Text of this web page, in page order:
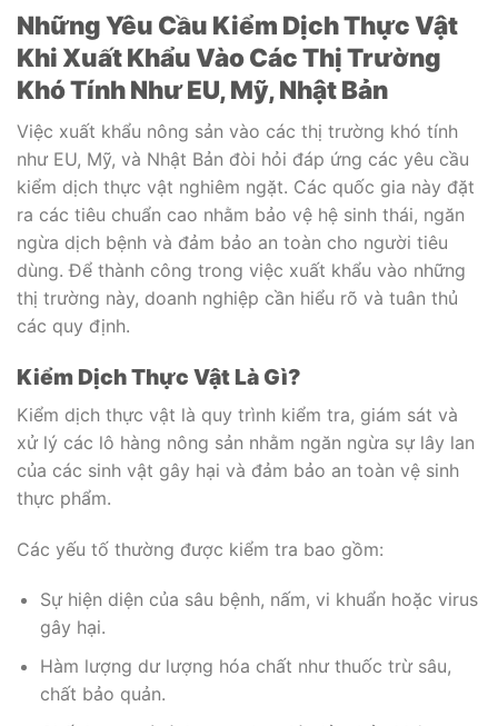
Những Yêu Cầu Kiểm Dịch Thực Vật
Khi Xuất Khẩu Vào Các Thị Trường
Khó Tính Như EU, Mỹ, Nhật Bản
Việc xuất khẩu nông sản vào các thị trường khó tính
như EU, Mỹ, và Nhật Bản đòi hỏi đáp ứng các yêu cầu
kiểm dịch thực vật nghiêm ngặt. Các quốc gia này đặt
ra các tiêu chuẩn cao nhằm bảo vệ hệ sinh thái, ngăn
ngừa dịch bệnh và đảm bảo an toàn cho người tiêu
dùng. Để thành công trong việc xuất khẩu vào những
thị trường này, doanh nghiệp cần hiểu rõ và tuân thủ
các quy định.
Kiểm Dịch Thực Vật Là Gì?
Kiểm dịch thực vật là quy trình kiểm tra, giám sát và
xử lý các lô hàng nông sản nhằm ngăn ngừa sự lây lan
của các sinh vật gây hại và đảm bảo an toàn vệ sinh
thực phẩm.
Các yếu tố thường được kiểm tra bao gồm:
Sự hiện diện của sâu bệnh, nấm, vi khuẩn hoặc virus
gây hại.
Hàm lượng dư lượng hóa chất như thuốc trừ sâu,
chất bảo quản.